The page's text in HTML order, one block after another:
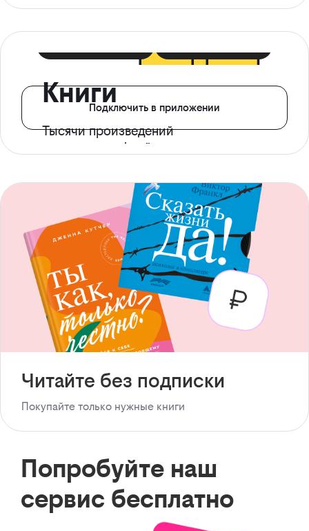
Книги
Тысячи произведений
с доступом офлайн
Подключить в приложении
Читайте без подписки
Покупайте только нужные книги
Попробуйте наш
сервис бесплатно